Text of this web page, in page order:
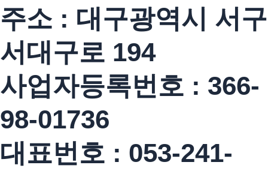
주소 : 대구광역시 서구
서대구로 194
사업자등록번호 : 366-
98-01736
대표번호 : 053-241-